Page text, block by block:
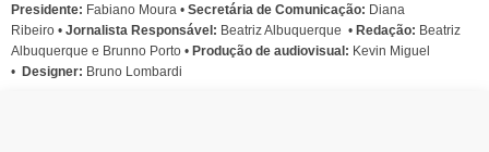
Presidente: Fabiano Moura • Secretária de Comunicação: Diana
Ribeiro • Jornalista Responsável: Beatriz Albuquerque • Redação: Beatriz
Albuquerque e Brunno Porto • Produção de audiovisual: Kevin Miguel
• Designer: Bruno Lombardi